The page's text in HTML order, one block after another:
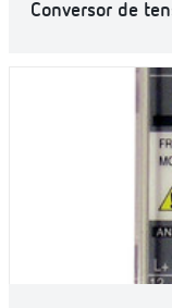
Conversor de